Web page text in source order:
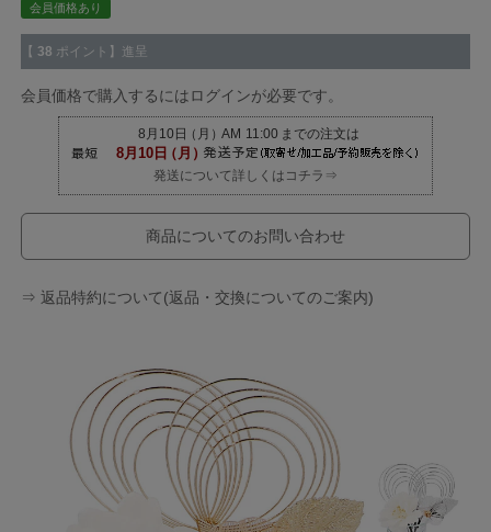
会員価格あり
【 38 ポイント】進呈
会員価格で購入するにはログインが必要です。
発送について詳しくはコチラ⇒
商品についてのお問い合わせ
⇒ 返品特約について(返品・交換についてのご案内)